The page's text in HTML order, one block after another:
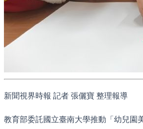
新聞視界時報 記者 張儷寶 整理報導
教育部委託國立臺南大學推動「幼兒園